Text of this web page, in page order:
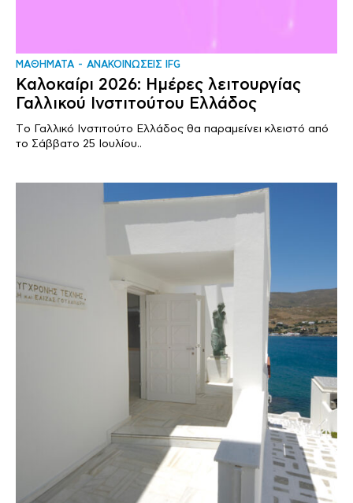
ΜΑΘΗΜΑΤΑ ΑΝΑΚΟΙΝΩΣΕΙΣ IFG
Καλοκαίρι 2026: Ημέρες λειτουργίας
Γαλλικού Ινστιτούτου Ελλάδος
Tο Γαλλικό Ινστιτούτο Ελλάδος θα παραμείνει κλειστό από
το Σάββατο 25 Ιουλίου..